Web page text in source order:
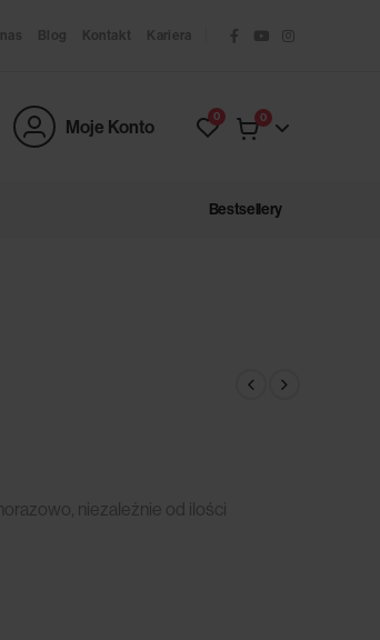
Blog Kontakt Kariera
Moje Konto 0 0
Bestsellery
niezależnie od ilości